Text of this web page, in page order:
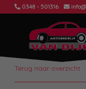
0348 - 501316
Terug naar overzicht